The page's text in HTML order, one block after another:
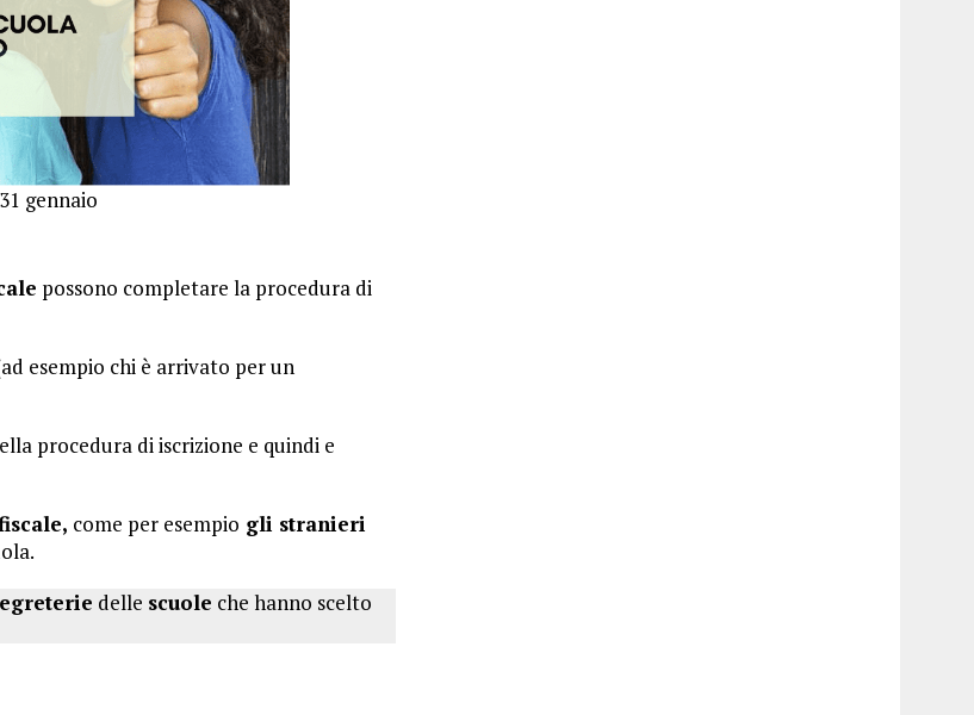
gennaio
possono completare la procedura di
esempio chi è arrivato per un
procedura di iscrizione e quindi e
come per esempio gli stranieri
delle scuole che hanno scelto